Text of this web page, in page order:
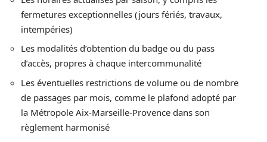
fermetures exceptionnelles (jours fériés, travaux,
intempéries)
Les modalités d’obtention du badge ou du pass
d’accès, propres à chaque intercommunalité
Les éventuelles restrictions de volume ou de nombre
de passages par mois, comme le plafond adopté par
la Métropole Aix-Marseille-Provence dans son
règlement harmonisé